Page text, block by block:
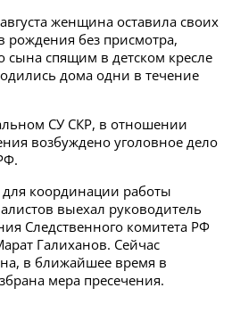
женщина оставила своих
рождения без присмотра,
сына спящим в детском кресле
дома одни в течение
СУ СКР, в отношении
возбуждено уголовное дело
координации работы
выехал руководитель
Следственного комитета РФ
Галиханов. Сейчас
в ближайшее время в
мера пресечения.